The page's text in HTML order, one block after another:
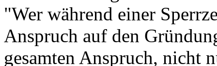
"Wer während einer
Anspruch auf den
gesamten Anspruch, nicht